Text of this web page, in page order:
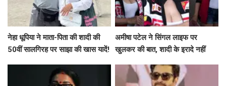
नेहा धूपिया ने माता-पिता की शादी की
50वीं सालगिरह पर साझा की खास यादें!
अमीषा पटेल ने सिंगल लाइफ पर
खुलकर की बात, शादी के इरादे नहीं